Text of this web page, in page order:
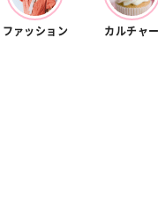
ファッション カルチャー